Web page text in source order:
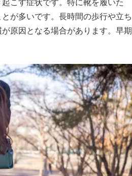
が多いです。長時間の歩行や立ち
原因となる場合があります。早期